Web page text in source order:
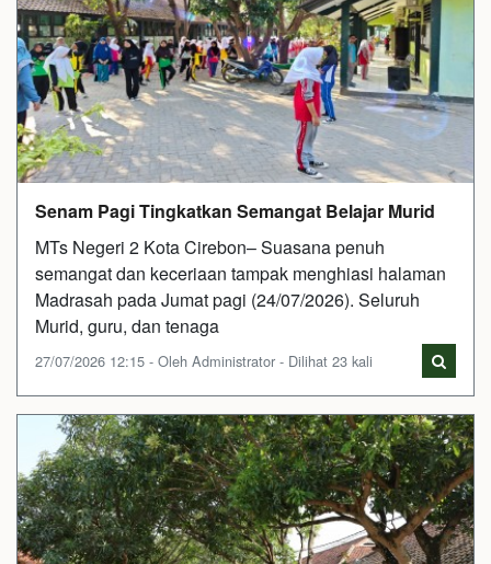
Senam Pagi Tingkatkan Semangat Belajar Murid
MTs Negeri 2 Kota Cirebon– Suasana penuh
semangat dan keceriaan tampak menghiasi halaman
Madrasah pada Jumat pagi (24/07/2026). Seluruh
Murid, guru, dan tenaga
27/07/2026 12:15 - Oleh Administrator - Dilihat 23 kali